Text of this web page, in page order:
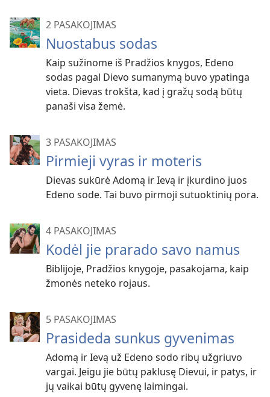
2 PASAKOJIMAS
Nuostabus sodas
Kaip sužinome iš Pradžios knygos, Edeno
sodas pagal Dievo sumanymą buvo ypatinga
vieta. Dievas trokšta, kad į gražų sodą būtų
panaši visa žemė.
3 PASAKOJIMAS
Pirmieji vyras ir moteris
Dievas sukūrė Adomą ir Ievą ir įkurdino juos
Edeno sode. Tai buvo pirmoji sutuoktinių pora.
4 PASAKOJIMAS
Kodėl jie prarado savo namus
Biblijoje, Pradžios knygoje, pasakojama, kaip
žmonės neteko rojaus.
5 PASAKOJIMAS
Prasideda sunkus gyvenimas
Adomą ir Ievą už Edeno sodo ribų užgriuvo
vargai. Jeigu jie būtų paklusę Dievui, ir patys, ir
jų vaikai būtų gyvenę laimingai.